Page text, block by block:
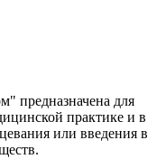
предназначена для
практике и в
или введения в